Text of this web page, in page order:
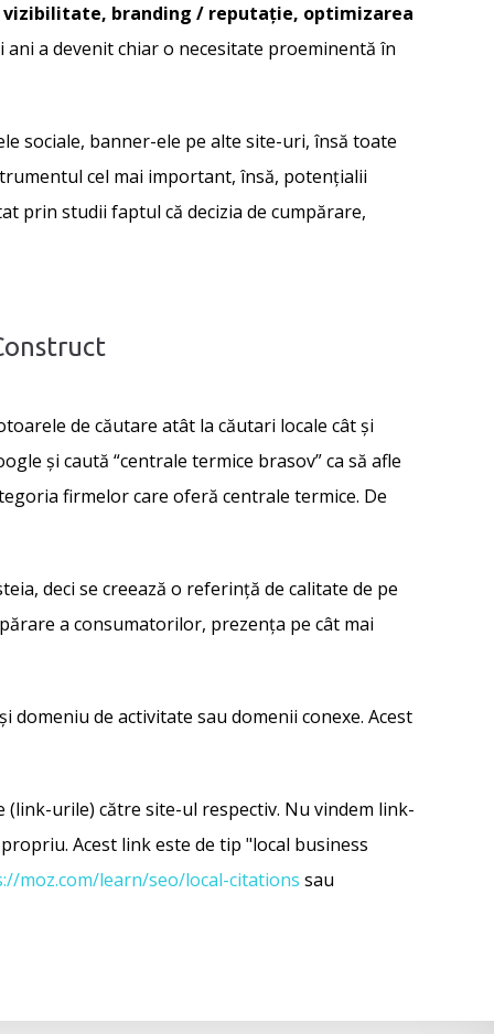
vizibilitate, branding / reputație, optimizarea
a devenit chiar o necesitate proeminentă în
sociale, banner-ele pe alte site-uri, însă toate
cel mai important, însă, potențialii
prin studii faptul că decizia de cumpărare,
de căutare atât la căutari locale cât și
și caută “centrale termice brasov” ca să afle
firmelor care oferă centrale termice. De
deci se creează o referință de calitate de pe
a consumatorilor, prezența pe cât mai
de activitate sau domenii conexe. Acest
urile) către site-ul respectiv. Nu vindem link-
Acest link este de tip "local business
moz.com/learn/seo/local-citations sau